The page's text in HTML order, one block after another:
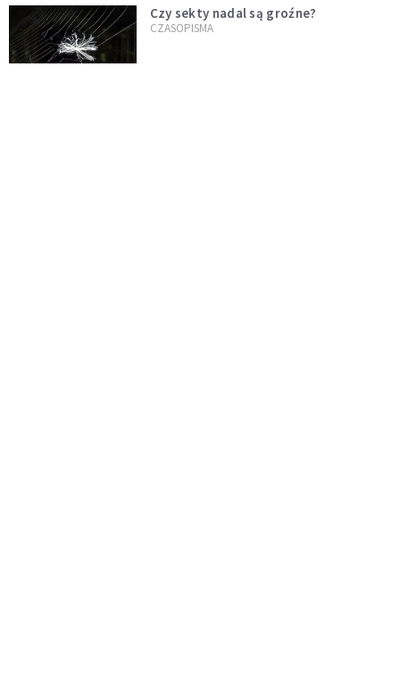
Czy sekty nadal są groźne?
CZASOPISMA